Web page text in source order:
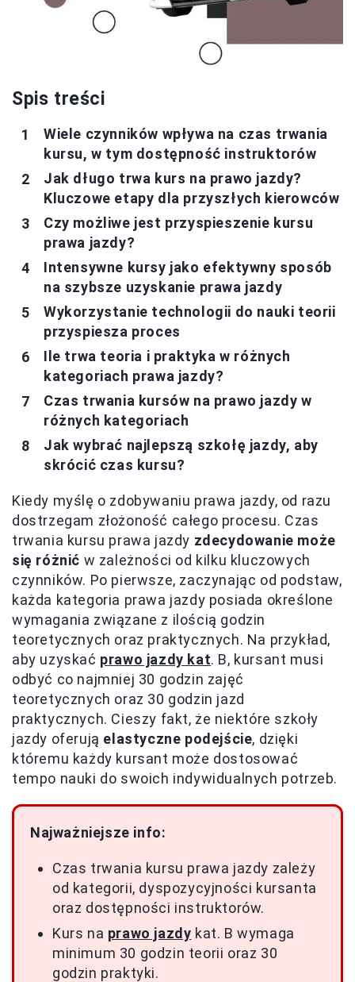
Spis treści
Wiele czynników wpływa na czas trwania
kursu, w tym dostępność instruktorów
Jak długo trwa kurs na prawo jazdy?
Kluczowe etapy dla przyszłych kierowców
Czy możliwe jest przyspieszenie kursu
prawa jazdy?
Intensywne kursy jako efektywny sposób
na szybsze uzyskanie prawa jazdy
Wykorzystanie technologii do nauki teorii
przyspiesza proces
Ile trwa teoria i praktyka w różnych
kategoriach prawa jazdy?
Czas trwania kursów na prawo jazdy w
różnych kategoriach
Jak wybrać najlepszą szkołę jazdy, aby
skrócić czas kursu?
Kiedy myślę o zdobywaniu prawa jazdy, od razu
dostrzegam złożoność całego procesu. Czas
trwania kursu prawa jazdy zdecydowanie może
się różnić w zależności od kilku kluczowych
czynników. Po pierwsze, zaczynając od podstaw,
każda kategoria prawa jazdy posiada określone
wymagania związane z ilością godzin
teoretycznych oraz praktycznych. Na przykład,
aby uzyskać prawo jazdy kat. B, kursant musi
odbyć co najmniej 30 godzin zajęć
teoretycznych oraz 30 godzin jazd
praktycznych. Cieszy fakt, że niektóre szkoły
jazdy oferują elastyczne podejście, dzięki
któremu każdy kursant może dostosować
tempo nauki do swoich indywidualnych potrzeb.
Najważniejsze info:
Czas trwania kursu prawa jazdy zależy
od kategorii, dyspozycyjności kursanta
oraz dostępności instruktorów.
Kurs na prawo jazdy kat. B wymaga
minimum 30 godzin teorii oraz 30
godzin praktyki.